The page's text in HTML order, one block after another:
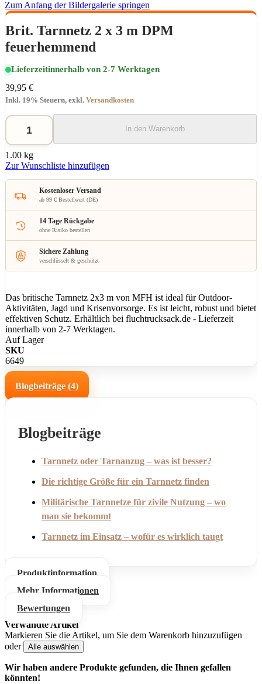
Zum Anfang der Bildergalerie springen
Brit. Tarnnetz 2 x 3 m DPM
feuerhemmend
Lieferzeitinnerhalb von 2-7 Werktagen
39,95 €
Inkl. 19% Steuern, exkl. Versandkosten
In den Warenkorb
1.00 kg
Zur Wunschliste hinzufügen
Kostenloser Versand
ab 99 € Bestellwert (DE)
14 Tage Rückgabe
ohne Risiko bestellen
Sichere Zahlung
verschlüsselt & geschützt
Das britische Tarnnetz 2x3 m von MFH ist ideal für Outdoor-
Aktivitäten, Jagd und Krisenvorsorge. Es ist leicht, robust und bietet
effektiven Schutz. Erhältlich bei fluchtrucksack.de - Lieferzeit
innerhalb von 2-7 Werktagen.
Auf Lager
SKU
6649
Blogbeiträge (4)
Blogbeiträge
Tarnnetz oder Tarnanzug – was ist besser?
Die richtige Größe für ein Tarnnetz finden
Militärische Tarnnetze für zivile Nutzung – wo
man sie bekommt
Tarnnetz im Einsatz – wofür es wirklich taugt
Produktinformation
Mehr Informationen
Bewertungen
Verwandte Artikel
Markieren Sie die Artikel, um Sie dem Warenkorb hinzuzufügen
oder
Alle auswählen
Wir haben andere Produkte gefunden, die Ihnen gefallen
könnten!